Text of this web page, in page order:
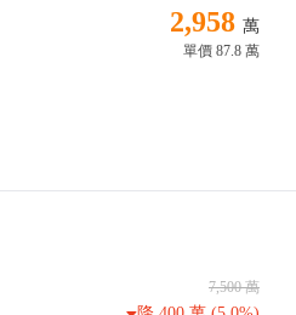
2,958 萬
單價 87.8 萬
7,500 萬